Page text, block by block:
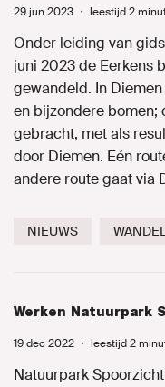
29 jun 2023 ・ leestijd 2
Onder leiding van
juni 2023 de Eerkens
gewandeld. In
en bijzondere bomen;
gebracht, met als
door Diemen. Eén
andere route gaat via
NIEUWS
Werken Natuurpark
19 dec 2022 ・ leestijd 2
Natuurpark
Nieuws
Agenda
Naar